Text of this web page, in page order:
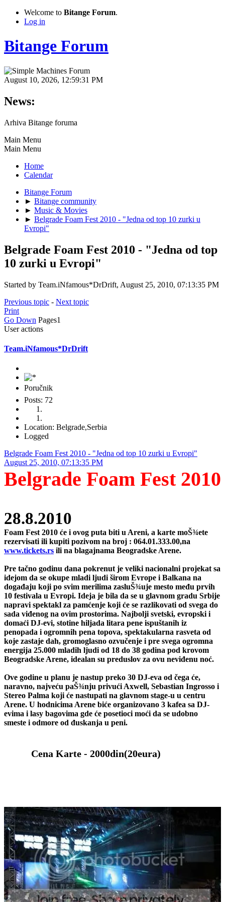
Welcome to Bitange Forum.
Log in
Bitange Forum
August 10, 2026, 12:59:31 PM
News:
Arhiva Bitange foruma
Main Menu
Main Menu
Home
Calendar
Bitange Forum
► Bitange community
► Music & Movies
► Belgrade Foam Fest 2010 - "Jedna od top 10 zurki u
Evropi"
Belgrade Foam Fest 2010 - "Jedna od top
10 zurki u Evropi"
Started by Team.iNfamous*DrDrift, August 25, 2010, 07:13:35 PM
Previous topic - Next topic
Print
Go Down Pages1
User actions
Team.iNfamous*DrDrift
Poručnik
Posts: 72
Location: Belgrade,Serbia
Logged
Belgrade Foam Fest 2010 - "Jedna od top 10 zurki u Evropi"
August 25, 2010, 07:13:35 PM
Belgrade Foam Fest 2010
28.8.2010
Foam Fest 2010 će i ovog puta biti u Areni, a karte moŠ¾ete
rezervisati ili kupiti pozivom na broj : 064.01.333.00,na
www.tickets.rs ili na blagajnama Beogradske Arene.
Pre tačno godinu dana pokrenut je veliki nacionalni projekat sa
idejom da se okupe mladi ljudi širom Evrope i Balkana na
događaju koji po svim merilima zasluŠ¾uje mesto među prvih
10 festivala u Evropi. Ideja je bila da se u glavnom gradu Srbije
napravi spektakl za pamćenje koji će se razlikovati od svega do
sada viđenog na ovim prostorima. Najbolji svetski, evropski i
domaći DJ-evi, stotine hiljada litara pene ispuštanih iz
penopada i ogromnih pena topova, spektakularna rasveta od
koje zastaje dah, gromoglasno ozvučenje i pre svega ogromna
energija 25.000 mladih ljudi od 18 do 38 godina pod krovom
Beogradske Arene, idealan su preduslov za ovu neviđenu noć.
Ove godine u planu je nastup preko 30 DJ-eva od čega će,
naravno, najveću paŠ¾nju privući Axwell, Sebastian Ingrosso i
Stereo Palma koji će nastupati na glavnom stage-u u centru
Arene. U hodnicima Arene biće organizovano 3 kafea sa DJ-
evima i lasy bagovima gde će posetioci moći da se udobno
smeste i odmore od đuskanja u peni.
Cena Karte - 2000din(20eura)